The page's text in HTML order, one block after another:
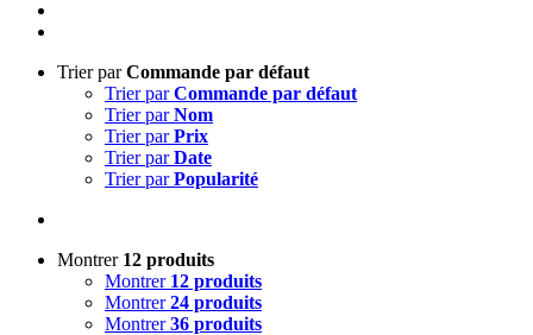
Trier parCommande par défaut
Trier parCommande par défaut
Trier parNom
Trier parPrix
Trier parDate
Trier parPopularité
Montrer 12 produits
Montrer 12 produits
Montrer24 produits
Montrer36 produits